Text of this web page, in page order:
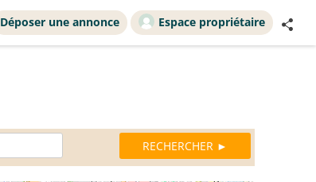
Déposer une annonce Espace propriétaire